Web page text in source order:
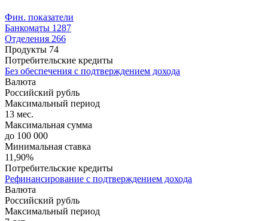
Фин. показатели
Банкоматы 1287
Отделения 266
Продукты 74
Потребительские кредиты
Без обеспечения с подтверждением дохода
Валюта
Российский рубль
Максимальный период
13 мес.
Максимальная сумма
до 100 000
Минимальная ставка
11,90%
Потребительские кредиты
Рефинансирование с подтверждением дохода
Валюта
Российский рубль
Максимальный период